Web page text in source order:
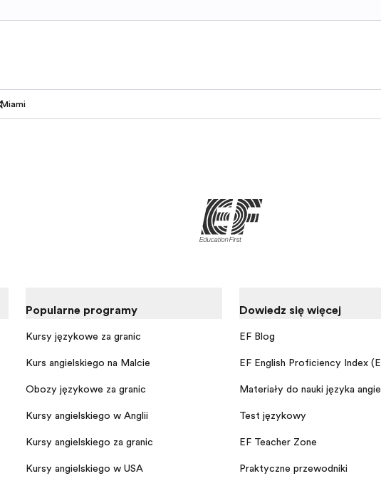
Miami
Popularne programy
Kursy językowe za granicą
Kurs angielskiego na Malcie
Obozy językowe za granicą
Kursy angielskiego w Anglii
Kursy angielskiego za granicą
Kursy angielskiego w USA
Dowiedz się więcej
EF Blog
EF English Proficiency Index
Materiały do nauki języka
Test językowy
EF Teacher Zone
Praktyczne przewodniki